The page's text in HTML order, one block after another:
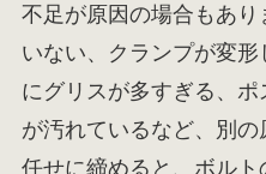
不足が原因の場合もあ
いない、クランプが変
にグリスが多すぎる、
が汚れているなど、別
任せに締めると、ボル